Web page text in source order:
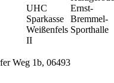
UHC
Sparkasse
Weißenfels
II
Ernst-
Bremmel-
Sporthalle
Weg 1b, 06493